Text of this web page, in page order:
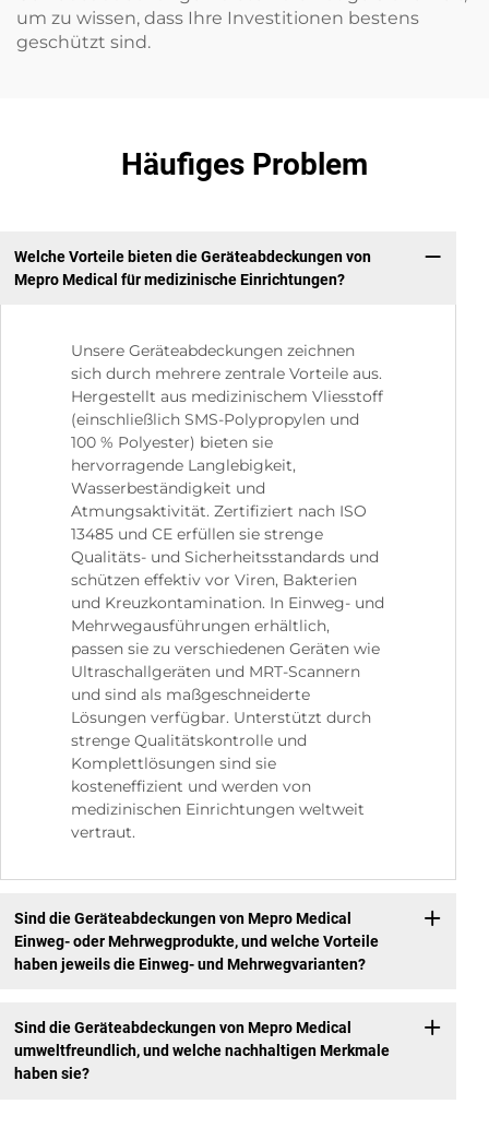
um zu wissen, dass Ihre Investitionen bestens
geschützt sind.
Häufiges Problem
Welche Vorteile bieten die Geräteabdeckungen von
Mepro Medical für medizinische Einrichtungen?
Unsere Geräteabdeckungen zeichnen
sich durch mehrere zentrale Vorteile aus.
Hergestellt aus medizinischem Vliesstoff
(einschließlich SMS-Polypropylen und
100 % Polyester) bieten sie
hervorragende Langlebigkeit,
Wasserbeständigkeit und
Atmungsaktivität. Zertifiziert nach ISO
13485 und CE erfüllen sie strenge
Qualitäts- und Sicherheitsstandards und
schützen effektiv vor Viren, Bakterien
und Kreuzkontamination. In Einweg- und
Mehrwegausführungen erhältlich,
passen sie zu verschiedenen Geräten wie
Ultraschallgeräten und MRT-Scannern
und sind als maßgeschneiderte
Lösungen verfügbar. Unterstützt durch
strenge Qualitätskontrolle und
Komplettlösungen sind sie
kosteneffizient und werden von
medizinischen Einrichtungen weltweit
vertraut.
Sind die Geräteabdeckungen von Mepro Medical
Einweg- oder Mehrwegprodukte, und welche Vorteile
haben jeweils die Einweg- und Mehrwegvarianten?
Sind die Geräteabdeckungen von Mepro Medical
umweltfreundlich, und welche nachhaltigen Merkmale
haben sie?